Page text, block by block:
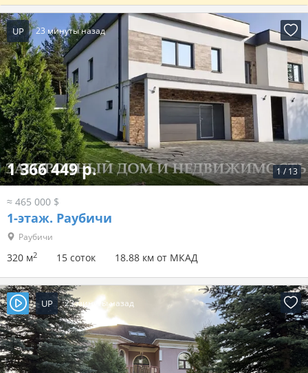
UP 23 минуты назад
1 / 13
1 366 449 р.
≈ 465 000 $
1-этаж. Раубичи
Раубичи
320 м2 15 соток 18.88 км от МКАД
UP 23 минуты назад